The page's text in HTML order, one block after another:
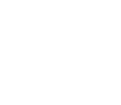
l’AP-HM